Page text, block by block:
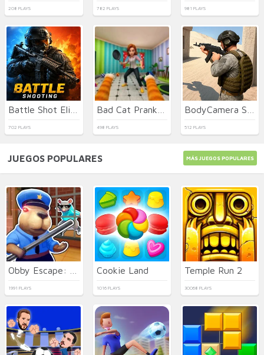
208 PLAYS 782 PLAYS 981 PLAYS
702 PLAYS 498 PLAYS 512 PLAYS
JUEGOS POPULARES MÁS JUEGOS POPULARES
1991 PLAYS
Cookie Land
1016 PLAYS
Temple Run 2
30068 PLAYS